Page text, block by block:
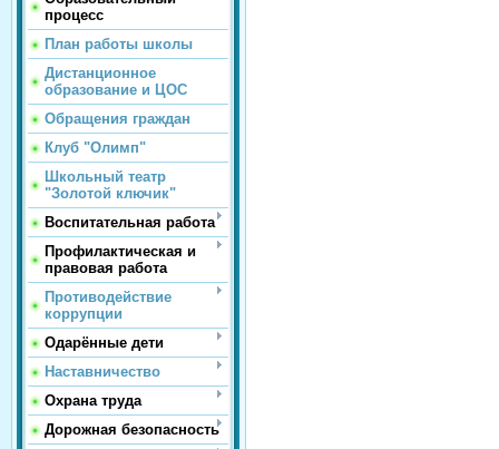
процесс
План работы школы
Дистанционное
образование и ЦОС
Обращения граждан
Клуб "Олимп"
Школьный театр
"Золотой ключик"
Воспитательная работа
Профилактическая и
правовая работа
Противодействие
коррупции
Одарённые дети
Наставничество
Охрана труда
Дорожная безопасность